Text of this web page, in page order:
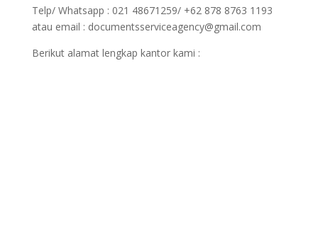
Telp/ Whatsapp : 021 48671259/ +62 878 8763 1193
atau email : documentsserviceagency@gmail.com
Berikut alamat lengkap kantor kami :